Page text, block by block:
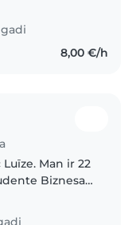
ļoti arī mīlu
pacietīga,
katram
gadi
8,00 €/h
Man ir 22
Biznesa
tāpēc